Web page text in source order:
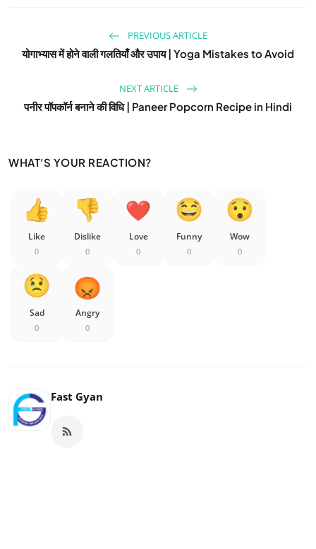
PREVIOUS ARTICLE
योगाभ्यास में होने वाली गलतियाँ और उपाय | Yoga Mistakes to Avoid
NEXT ARTICLE
पनीर पॉपकॉर्न बनाने की विधि | Paneer Popcorn Recipe in Hindi
WHAT'S YOUR REACTION?
Like
0
Dislike
0
Love
0
Funny
0
Wow
0
Sad
0
Angry
0
Fast Gyan